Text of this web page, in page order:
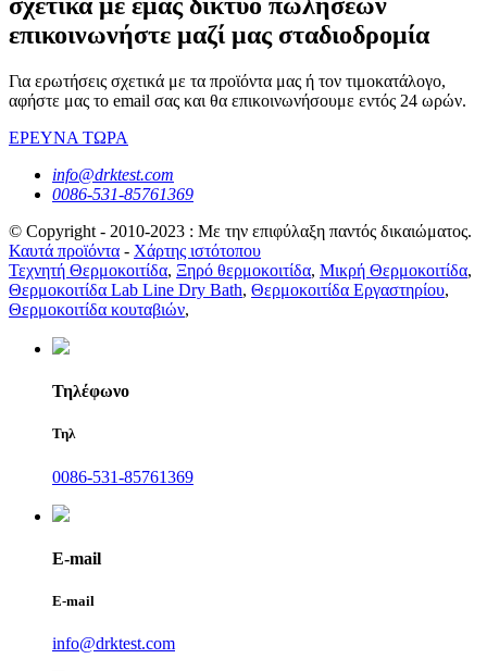
επικοινωνήστε μαζί μας σταδιοδρομία
Για ερωτήσεις σχετικά με τα προϊόντα μας ή τον τιμοκατάλογο,
αφήστε μας το email σας και θα επικοινωνήσουμε εντός 24 ωρών.
ΕΡΕΥΝΑ ΤΩΡΑ
info@drktest.com
0086-531-85761369
© Copyright - 2010-2023 : Με την επιφύλαξη παντός δικαιώματος.
Καυτά προϊόντα - Χάρτης ιστότοπου
Τεχνητή Θερμοκοιτίδα, Ξηρό θερμοκοιτίδα, Μικρή Θερμοκοιτίδα,
Θερμοκοιτίδα Lab Line Dry Bath, Θερμοκοιτίδα Εργαστηρίου,
Θερμοκοιτίδα κουταβιών,
Τηλέφωνο
Τηλ
0086-531-85761369
E-mail
E-mail
info@drktest.com